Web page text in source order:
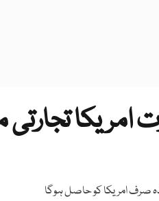
امریکا
صرف امریکا کو حاصل ہوگا